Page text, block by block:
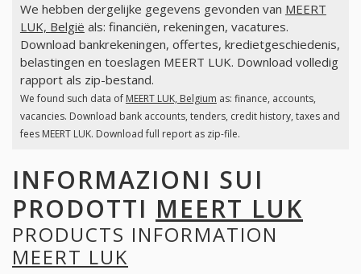
We hebben dergelijke gegevens gevonden van MEERT
LUK, België als: financiën, rekeningen, vacatures.
Download bankrekeningen, offertes, kredietgeschiedenis,
belastingen en toeslagen MEERT LUK. Download volledig
rapport als zip-bestand.
We found such data of MEERT LUK, Belgium as: finance, accounts,
vacancies. Download bank accounts, tenders, credit history, taxes and
fees MEERT LUK. Download full report as zip-file.
INFORMAZIONI SUI
PRODOTTI MEERT LUK
PRODUCTS INFORMATION
MEERT LUK